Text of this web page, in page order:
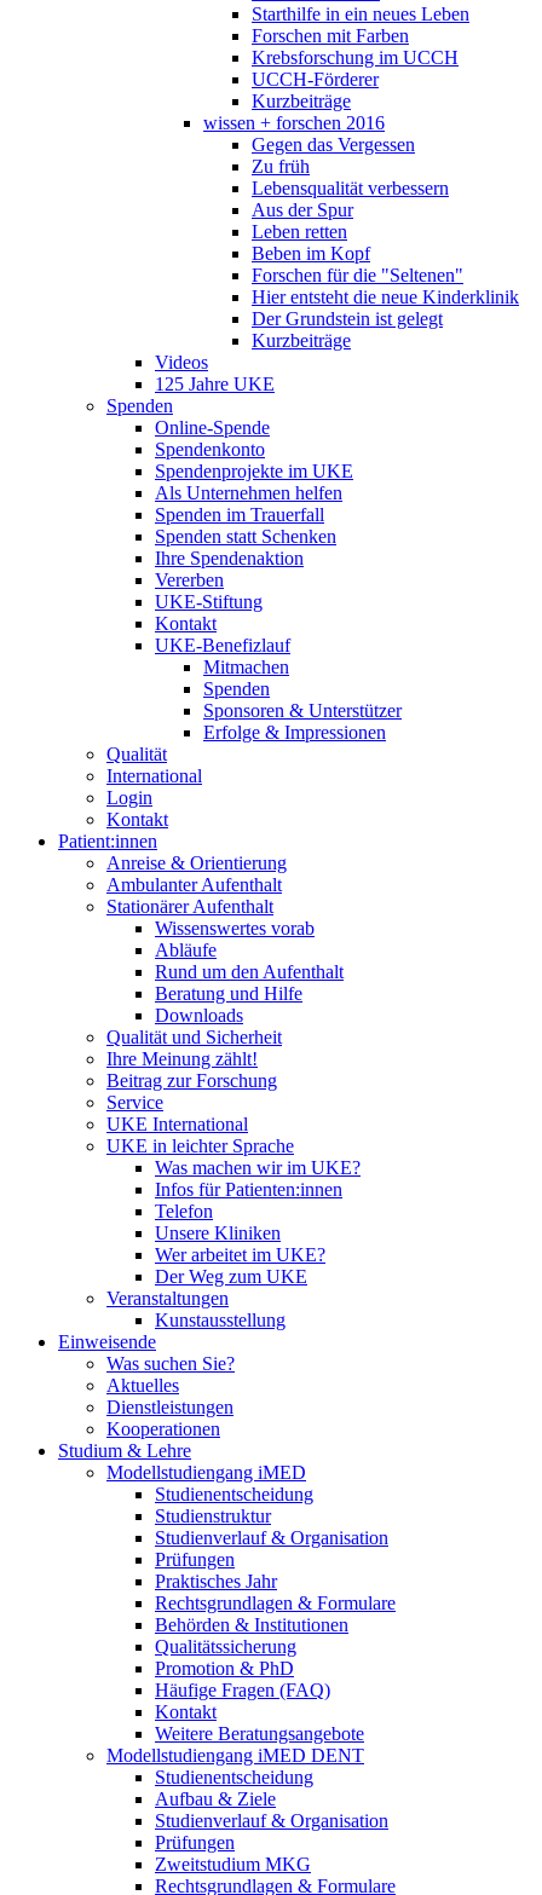
Starthilfe in ein neues Leben
Forschen mit Farben
Krebsforschung im UCCH
UCCH-Förderer
Kurzbeiträge
wissen + forschen 2016
Gegen das Vergessen
Zu früh
Lebensqualität verbessern
Aus der Spur
Leben retten
Beben im Kopf
Forschen für die "Seltenen"
Hier entsteht die neue Kinderklinik
Der Grundstein ist gelegt
Kurzbeiträge
Videos
125 Jahre UKE
Spenden
Online-Spende
Spendenkonto
Spendenprojekte im UKE
Als Unternehmen helfen
Spenden im Trauerfall
Spenden statt Schenken
Ihre Spendenaktion
Vererben
UKE-Stiftung
Kontakt
UKE-Benefizlauf
Mitmachen
Spenden
Sponsoren & Unterstützer
Erfolge & Impressionen
Qualität
International
Login
Kontakt
Patient:innen
Anreise & Orientierung
Ambulanter Aufenthalt
Stationärer Aufenthalt
Wissenswertes vorab
Abläufe
Rund um den Aufenthalt
Beratung und Hilfe
Downloads
Qualität und Sicherheit
Ihre Meinung zählt!
Beitrag zur Forschung
Service
UKE International
UKE in leichter Sprache
Was machen wir im UKE?
Infos für Patienten:innen
Telefon
Unsere Kliniken
Wer arbeitet im UKE?
Der Weg zum UKE
Veranstaltungen
Kunstausstellung
Einweisende
Was suchen Sie?
Aktuelles
Dienstleistungen
Kooperationen
Studium & Lehre
Modellstudiengang iMED
Studienentscheidung
Studienstruktur
Studienverlauf & Organisation
Prüfungen
Praktisches Jahr
Rechtsgrundlagen & Formulare
Behörden & Institutionen
Qualitätssicherung
Promotion & PhD
Häufige Fragen (FAQ)
Kontakt
Weitere Beratungsangebote
Modellstudiengang iMED DENT
Studienentscheidung
Aufbau & Ziele
Studienverlauf & Organisation
Prüfungen
Zweitstudium MKG
Rechtsgrundlagen & Formulare